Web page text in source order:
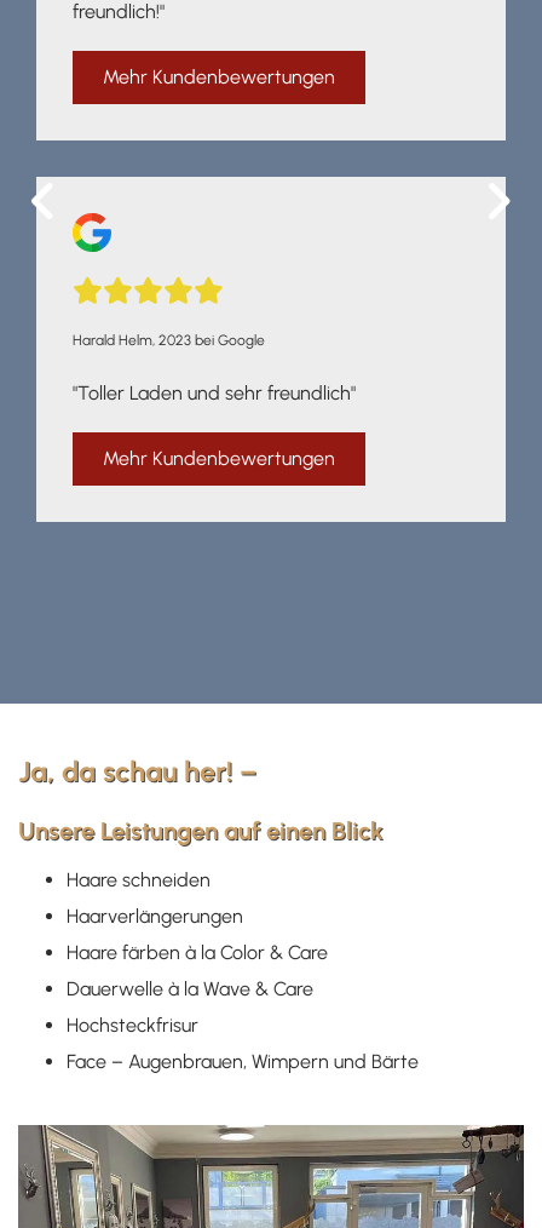
freundlich!"
Mehr Kundenbewertungen

Harald Helm, 2023 bei Google
"Toller Laden und sehr freundlich"
Mehr Kundenbewertungen
Ja, da schau her! –
Unsere Leistungen auf einen Blick
Haare schneiden
Haarverlängerungen
Haare färben à la Color & Care
Dauerwelle à la Wave & Care
Hochsteckfrisur
Face – Augenbrauen, Wimpern und Bärte